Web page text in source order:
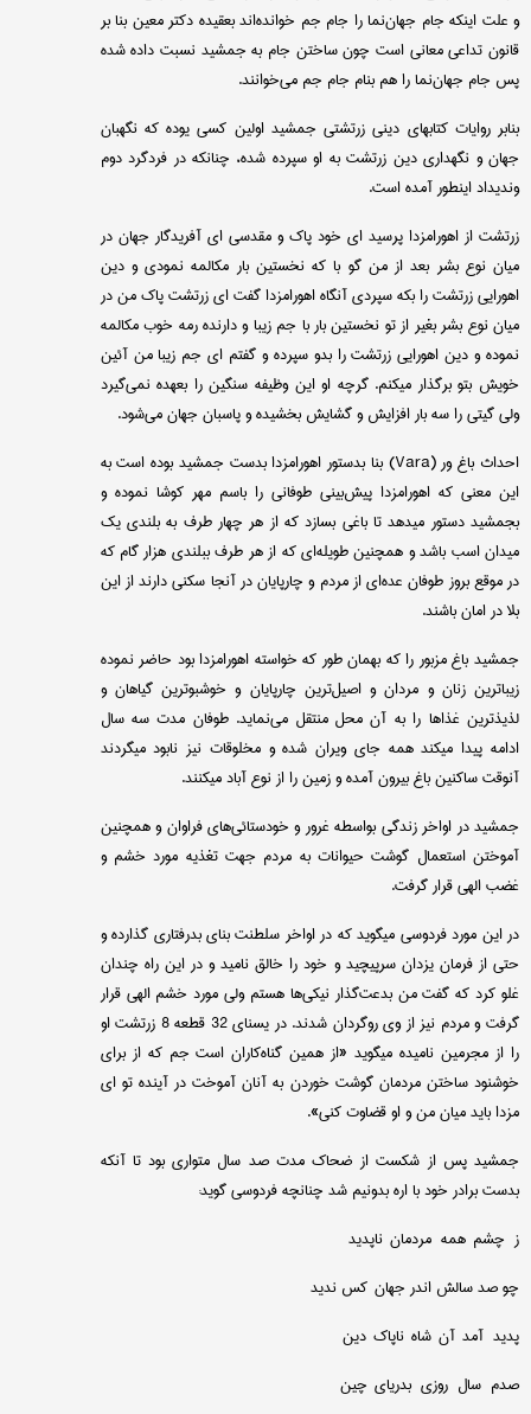
و علت اینكه جام جهان‌نما را جام جم خوانده‌اند بعقیده دكتر معین بنا بر
قانون تداعی معانی است چون ساختن جام به جمشید نسبت داده شده
پس جام جهان‌نما را هم بنام جام جم می‌خوانند.
بنابر روایات كتابهای دینی زرتشتی جمشید اولین كسی یوده كه نگهبان
جهان و نگهداری دین زرتشت به او سپرده شده، چنانكه در فردگرد دوم
وندیداد اینطور آمده است.
زرتشت از اهورامزدا پرسید ای خود پاك و مقدسی ای آفریدگار جهان در
میان نوع بشر بعد از من گو با كه نخستین بار مكالمه نمودی و دین
اهورایی زرتشت را بكه سپردی آنگاه اهورامزدا گفت ای زرتشت پاك من در
میان نوع بشر بغیر از تو نخستین بار با جم زیبا و دارنده رمه خوب مكالمه
نموده و دین اهورایی زرتشت را بدو سپرده و گفتم ای جم زیبا من آئین
خویش بتو برگذار میكنم. گرچه او این وظیفه سنگین را بعهده نمی‌گیرد
ولی گیتی را سه بار افزایش و گشایش بخشیده و پاسبان جهان می‌شود.
احداث باغ ور (Vara) بنا بدستور اهورامزدا بدست جمشید بوده است به
این معنی كه اهورامزدا پیش‌بینی طوفانی را باسم مهر كوشا نموده و
بجمشید دستور میدهد تا باغی بسازد كه از هر چهار طرف به بلندی یك
میدان اسب باشد و همچنین طویله‌ای كه از هر طرف ببلندی هزار گام كه
در موقع بروز طوفان عده‌ای از مردم و چارپایان در آنجا سكنی دارند از این
بلا در امان باشند.
جمشید باغ مزبور را كه بهمان طور كه خواسته اهورامزدا بود حاضر نموده
زیباترین زنان و مردان و اصیل‌ترین چارپایان و خوشبوترین گیاهان و
لذیذترین غذاها را به آن محل منتقل می‌نماید. طوفان مدت سه سال
ادامه پیدا میكند همه جای ویران شده و مخلوقات نیز نابود میگردند
آنوقت ساكنین باغ بیرون آمده و زمین را از نوع آباد میكنند.
جمشید در اواخر زندگی بواسطه غرور و خودستائی‌های فراوان و همچنین
آموختن استعمال گوشت حیوانات به مردم جهت تغذیه مورد خشم و
غضب الهی قرار گرفت.
در این مورد فردوسی میگوید كه در اواخر سلطنت بنای بدرفتاری گذارده و
حتی از فرمان یزدان سرپیچید و خود را خالق نامید و در این راه چندان
غلو كرد كه گفت من بدعت‌گذار نیكی‌ها هستم ولی مورد خشم الهی قرار
گرفت و مردم نیز از وی روگردان شدند. در یسنای 32 قطعه 8 زرتشت او
را از مجرمین نامیده میگوید «از همین گناه‌كاران است جم كه از برای
خوشنود ساختن مردمان گوشت خوردن به آنان آموخت در آینده تو ای
مزدا باید میان من و او قضاوت كنی».
جمشید پس از شكست از ضحاك مدت صد سال متواری بود تا آنكه
بدست برادر خود با اره بدونیم شد چنانچه فردوسی گوید:
ز چشم همه مردمان ناپدید
چو صد سالش اندر جهان كس ندید
پدید آمد آن شاه ناپاك دین
صدم سال روزی بدریای چین